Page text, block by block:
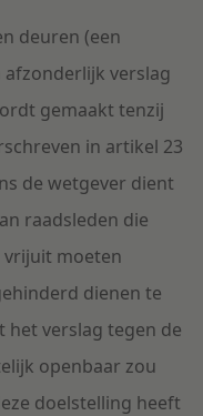
deuren (een
verslag
gemaakt tenzij
in artikel 23
de wetgever dient
raadsleden die
vrijuit moeten
dienen te
verslag tegen de
openbaar zou
doelstelling heeft